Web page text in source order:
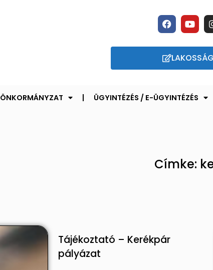
ÖNKORMÁNYZAT ÜGYINTÉZÉS / E-ÜGYINTÉZÉS
Címke:
Tájékoztató – Kerékpár
pályázat